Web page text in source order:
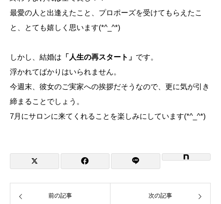
最愛の人と出逢えたこと、プロポーズを受けてもらえたこ
と、とても嬉しく思います(*^_^*)
しかし、結婚は 「人生の再スタート」 です。
浮かれてばかりはいられません。
今週末、彼女のご実家への挨拶だそうなので、更に気が引き
締まることでしょう。
7月にサロンに来てくれることを楽しみにしています(*^_^*)
前の記事 次の記事